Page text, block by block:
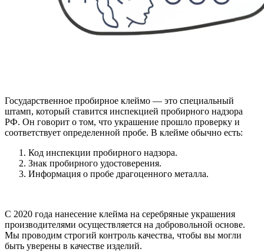
Государственное пробирное клеймо — это специальный
штамп, который ставится инспекцией пробирного надзора
РФ. Он говорит о том, что украшение прошло проверку и
соответствует определенной пробе. В клейме обычно есть:
Код инспекции пробирного надзора.
Знак пробирного удостоверения.
Информация о пробе драгоценного металла.
С 2020 года нанесение клейма на серебряные украшения
производителями осуществляется на добровольной основе.
Мы проводим строгий контроль качества, чтобы вы могли
быть уверены в качестве изделий.